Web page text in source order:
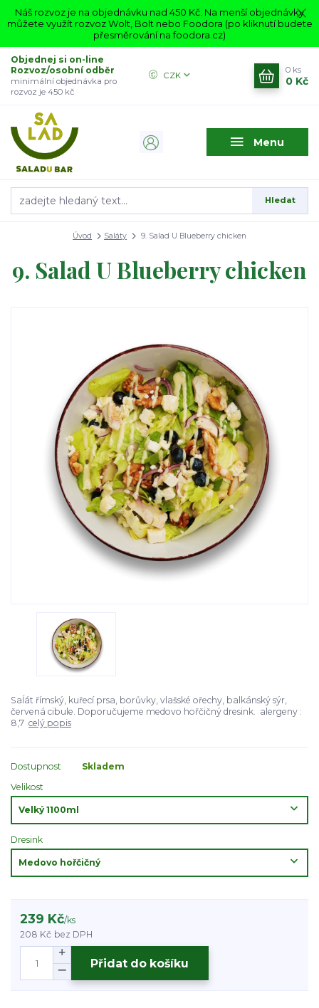
Náš rozvoz je na objednávku nad 450 Kč. Na menší objednávky
můžete využít rozvoz Wolt, Bolt nebo Foodora (po kliknutí budete
přesměrování na foodora.cz)
Menu
CZK
Hledat
Objednej si on-line
Rozvoz/osobní odběr
minimální objednávka pro
rozvoz je 450 kč
0 ks
0 Kč
Úvod Saláty 9. Salad U Blueberry chicken
9. Salad U Blueberry chicken
Saĺát římský, kuřecí prsa, borůvky, vlašské ořechy, balkánský sýr,
červená cibule. Doporučujeme medovo hořčičný dresink. alergeny :
8,7 celý popis
Dostupnost
Skladem
Velikost
Dresink
239 Kč/ks
208 Kč bez DPH
Přidat do košíku